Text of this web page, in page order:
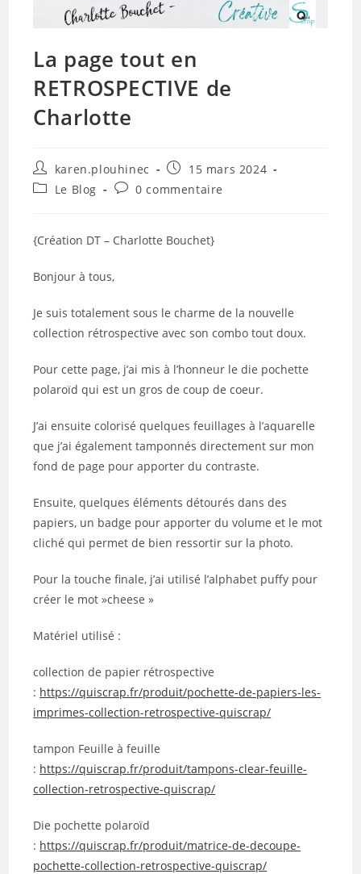
La page tout en
RETROSPECTIVE de
Charlotte
Auteur/autrice
de
la
karen.plouhinec
Publication
publiée :
15 mars 2024
PostLe Blog
Commentaires
publication :
0 commentaire
{Création DT – Charlotte Bouchet}
Bonjour à tous,
Je suis totalement sous le charme de la nouvelle
collection rétrospective avec son combo tout doux.
Pour cette page, j’ai mis à l’honneur le die pochette
polaroïd qui est un gros de coup de coeur.
J’ai ensuite colorisé quelques feuillages à l’aquarelle
que j’ai également tamponnés directement sur mon
fond de page pour apporter du contraste.
Ensuite, quelques éléments détourés dans des
papiers, un badge pour apporter du volume et le mot
cliché qui permet de bien ressortir sur la photo.
Pour la touche finale, j’ai utilisé l’alphabet puffy pour
créer le mot »cheese »
Matériel utilisé :
collection de papier rétrospective
: https://quiscrap.fr/produit/pochette-de-papiers-les-
imprimes-collection-retrospective-quiscrap/
tampon Feuille à feuille
: https://quiscrap.fr/produit/tampons-clear-feuille-
collection-retrospective-quiscrap/
Die pochette polaroïd
: https://quiscrap.fr/produit/matrice-de-decoupe-
pochette-collection-retrospective-quiscrap/